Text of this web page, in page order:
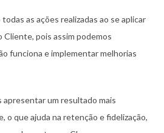
as ações realizadas ao se aplicar
pois assim podemos
funciona e implementar melhorias
apresentar um resultado mais
o que ajuda na retenção e fidelização,